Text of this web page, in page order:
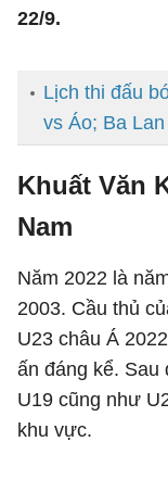
22/9.
Lịch thi đấu
vs Áo; Ba
Khuất Văn
Nam
Năm 2022 là
2003. Cầu thủ
U23 châu Á
ấn đáng kể. Sau
U19 cũng như
khu vực.